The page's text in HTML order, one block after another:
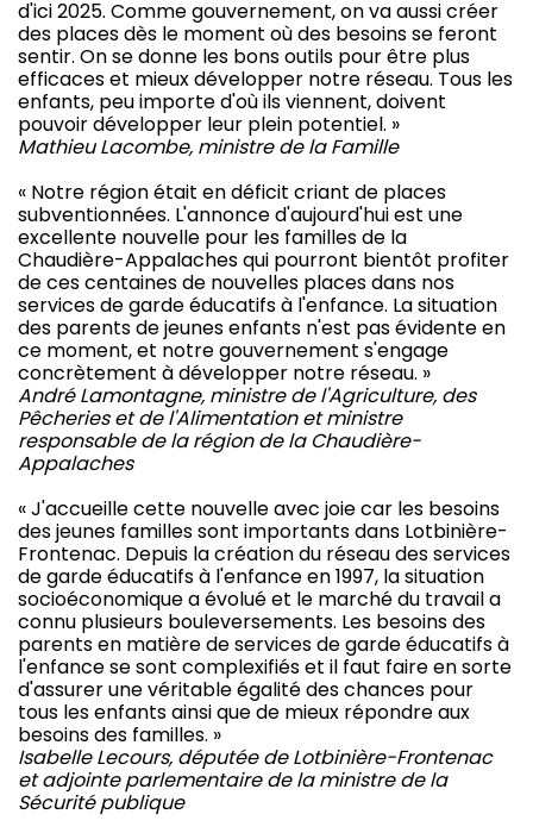
d'ici 2025. Comme gouvernement, on va aussi créer
des places dès le moment où des besoins se feront
sentir. On se donne les bons outils pour être plus
efficaces et mieux développer notre réseau. Tous les
enfants, peu importe d'où ils viennent, doivent
pouvoir développer leur plein potentiel. »
Mathieu Lacombe, ministre de la Famille
« Notre région était en déficit criant de places
subventionnées. L'annonce d'aujourd'hui est une
excellente nouvelle pour les familles de la
Chaudière-Appalaches qui pourront bientôt profiter
de ces centaines de nouvelles places dans nos
services de garde éducatifs à l'enfance. La situation
des parents de jeunes enfants n'est pas évidente en
ce moment, et notre gouvernement s'engage
concrètement à développer notre réseau. »
André Lamontagne, ministre de l'Agriculture, des
Pêcheries et de l'Alimentation et ministre
responsable de la région de la Chaudière-
Appalaches
« J'accueille cette nouvelle avec joie car les besoins
des jeunes familles sont importants dans Lotbinière-
Frontenac. Depuis la création du réseau des services
de garde éducatifs à l'enfance en 1997, la situation
socioéconomique a évolué et le marché du travail a
connu plusieurs bouleversements. Les besoins des
parents en matière de services de garde éducatifs à
l'enfance se sont complexifiés et il faut faire en sorte
d'assurer une véritable égalité des chances pour
tous les enfants ainsi que de mieux répondre aux
besoins des familles. »
Isabelle Lecours, députée de Lotbinière-Frontenac
et adjointe parlementaire de la ministre de la
Sécurité publique